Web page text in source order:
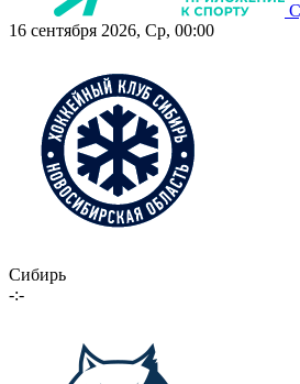
16 сентября 2026, Ср, 00:00
Сибирь
-:-